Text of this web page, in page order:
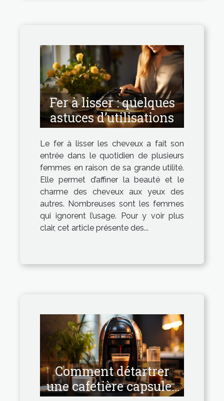
Fer à lisser : quelques
astuces d’utilisations
Le fer à lisser les cheveux a fait son
entrée dans le quotidien de plusieurs
femmes en raison de sa grande utilité.
Elle permet d’affiner la beauté et le
charme des cheveux aux yeux des
autres. Nombreuses sont les femmes
qui ignorent l’usage. Pour y voir plus
clair, cet article présente des...
Comment détartrer
une cafetière capsules